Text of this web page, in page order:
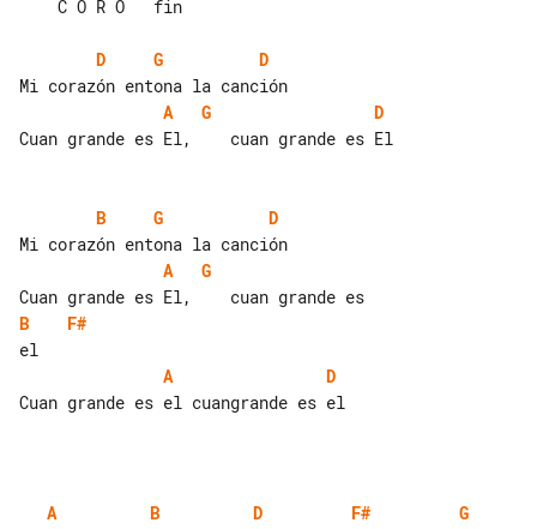
D G
D
A
G
D
Cuan grande es El,    cuan grande es El
B G
D
A
G
B
F#
A
D
Cuan grande es el cuangrande es el
A B D F# G